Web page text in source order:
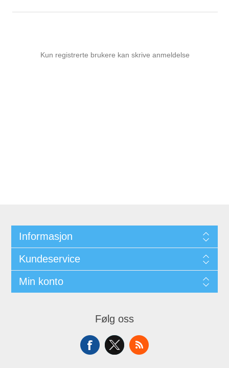
Kun registrerte brukere kan skrive anmeldelse
Informasjon
Kundeservice
Min konto
Følg oss